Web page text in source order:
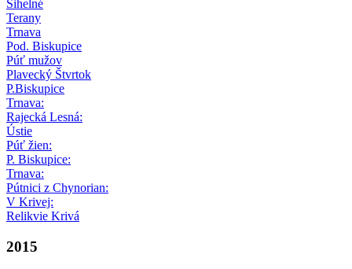
Sihelné
Terany
Trnava
Pod. Biskupice
Púť mužov
Plavecký Štvrtok
P.Biskupice
Trnava:
Rajecká Lesná:
Ústie
Púť žien:
P. Biskupice:
Trnava:
Pútnici z Chynorian:
V Krivej:
Relikvie Krivá
2015